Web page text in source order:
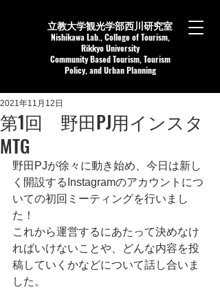
立教大学観光学部西川研究室
Nishikawa Lab.,College of Tourism,
Rikkyo University
Community Based Tourism, Tourism
Policy, and Urban Planning
第1回 野田PJ用インスタ
MTG
2021年11月12日
野田PJが徐々に動き始め、今日は新し
く開設するInstagramのアカウントにつ
いての初回ミーティングを行いまし
た！
これから運営するにあたって決めなけ
ればいけないことや、どんな内容を投
稿していくかなどについて話し合いま
した。